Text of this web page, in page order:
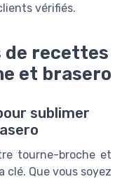
vérifiés.
de recettes
et brasero
sublimer
tourne-broche et
clé. Que vous soyez